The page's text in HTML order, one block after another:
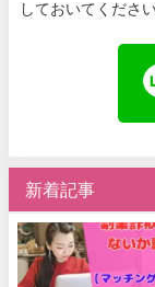
しておいてください
新着記事